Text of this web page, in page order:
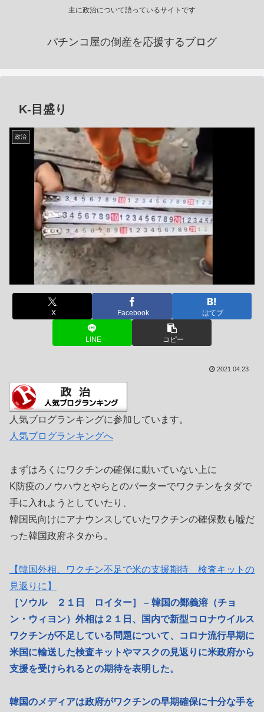
主に政治について語っているサイトです
パチンコ屋の倒産を応援するブログ
K-目盛り
政治
X Facebook はてブ
LINE コピー
2021.04.23
人気ブログランキングに参加しています。
人気ブログランキングへ
まずはろくにワクチンの確保に動いていない上に
K防疫のノウハウとやらとのバーターでワクチンをタダで
手に入れようとしていたり、
韓国民向けにアナウンスしていたワクチンの確保数も嘘だ
った韓国政府ネタから。
【韓国外相、ワクチン不足で米の支援期待 検査キットの
見返りに】
［ソウル ２１日 ロイター］ – 韓国の鄭義溶（チョ
ン・ウィヨン）外相は２１日、国内で新型コロナウイルス
ワクチンが不足している問題について、コロナ流行早期に
米国に輸送した検査キットやマスクの見返りに米政府から
支援を受けられるとの期待を表明した。
韓国のメディアは政府がワクチンの早期確保に十分な手を